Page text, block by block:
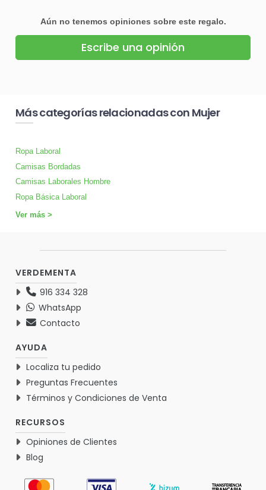
Aún no tenemos opiniones sobre este regalo.
Escribe una opinión
Más categorías relacionadas con Mujer
Ropa Laboral
Camisas Bordadas
Camisas Laborales Hombre
Ropa Básica Laboral
Ver más >
VERDEMENTA
916 334 328
WhatsApp
Contacto
AYUDA
Localiza tu pedido
Preguntas Frecuentes
Términos y Condiciones de Venta
RECURSOS
Opiniones de Clientes
Blog